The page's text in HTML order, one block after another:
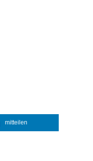
mitteilen